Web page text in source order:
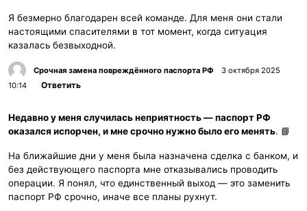
Я безмерно благодарен всей команде. Для меня они стали
настоящими спасителями в тот момент, когда ситуация
казалась безвыходной.
Срочная замена повреждённого паспорта РФ
3 октября 2025
10:14
Ответить
Недавно у меня случилась неприятность — паспорт РФ
оказался испорчен, и мне срочно нужно было его менять. 📘
На ближайшие дни у меня была назначена сделка с банком, и
без действующего паспорта мне отказывались проводить
операции. Я понял, что единственный выход — это заменить
паспорт РФ срочно, иначе все планы рухнут.